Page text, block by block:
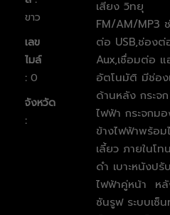
ขาว
เลข
ไมล์
: 0
จังหวัด
:
เสียง วิทยุ
FM/AM/MP3
ต่อ USB,ช่องต่
Aux,เชื่อมต่อ แ
อัตโนมัติ มีช่อ
ด้านหลัง กระจก
ไฟฟ้า กระจกม
ข้างไฟฟ้าพร้อม
เลี้ยว ภายในโท
ดำ เบาะหนังปรับ
ไฟฟ้าคู่หน้า หลั
ซันรูฟ ระบบเซ็